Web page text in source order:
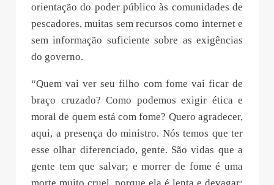
orientação do poder público às comunidades de
pescadores, muitas sem recursos como internet e
sem informação suficiente sobre as exigências
do governo.
“Quem vai ver seu filho com fome vai ficar de
braço cruzado? Como podemos exigir ética e
moral de quem está com fome? Quero agradecer,
aqui, a presença do ministro. Nós temos que ter
esse olhar diferenciado, gente. São vidas que a
gente tem que salvar; e morrer de fome é uma